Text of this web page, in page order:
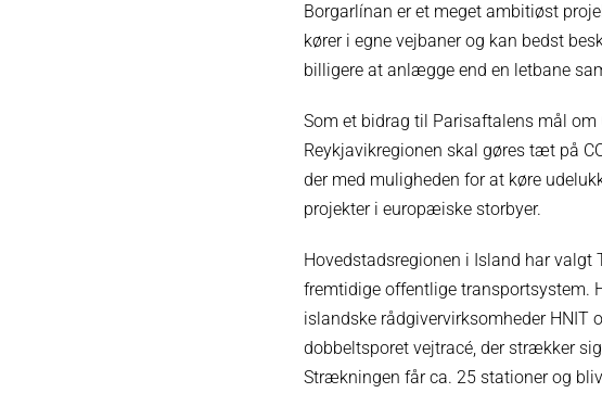
Borgarlínan er et meget ambitiøst
kører i egne vejbaner og kan bedst
billigere at anlægge end en letbane
Som et bidrag til Parisaftalens mål
Reykjavikregionen skal gøres tæt på
der med muligheden for at køre
projekter i europæiske storbyer.
Hovedstadsregionen i Island har
fremtidige offentlige transportsystem.
islandske rådgivervirksomheder HNIT
dobbeltsporet vejtracé, der strækker
Strækningen får ca. 25 stationer og